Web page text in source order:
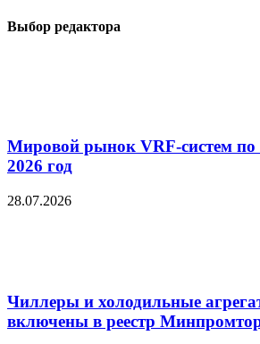
Выбор редактора
Мировой рынок VRF-систем по
2026 год
28.07.2026
Чиллеры и холодильные
включены в реестр